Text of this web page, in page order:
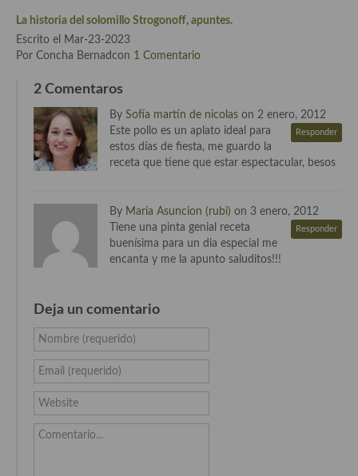
Cocina Austriaca
Cocina Britanica
Cocina Bulgara
Cocina Danesa
Cocina de la Republica Checa
Cocina de Polonia
Cocina de Ucrania
Cocina Francesa
Cocina Griega
Cocina Holandesa
Cocina Hungara
La historia del solomillo Strogonoff, apuntes.
Escrito el Mar-23-2023
Por Concha Bernadcon 1 Comentario
2 Comentaros
By Sofía martín de nicolas on 2 enero, 2012
Responder
Este pollo es un aplato ideal para
estos días de fiesta, me guardo la
receta que tiene que estar espectacular, besos
By Maria Asuncion (rubi) on 3 enero, 2012
Responder
Tiene una pinta genial receta
buenísima para un dia especial me
encanta y me la apunto saluditos!!!
Deja un comentario
Nombre (requerido)
Email (requerido)
Website
Comentario...